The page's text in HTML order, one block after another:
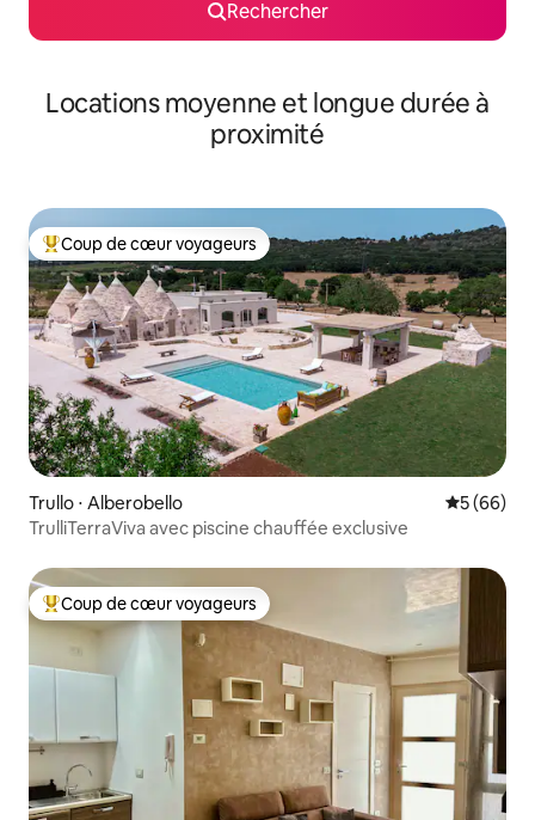
Rechercher
Locations moyenne et longue durée à
proximité
Coups de cœur voyageurs les plus appréciés
Coup de cœur voyageurs
Trullo ⋅ Alberobello
5 (66)
TrulliTerraViva avec piscine chauffée exclusive
Coups de cœur voyageurs les plus appréciés
Coup de cœur voyageurs